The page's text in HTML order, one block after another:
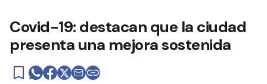
Covid-19: destacan que la ciudad
presenta una mejora sostenida